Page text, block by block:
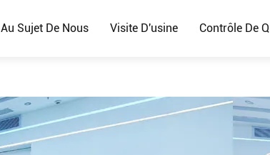
Au Sujet De Nous Visite D'usine Contrôle De